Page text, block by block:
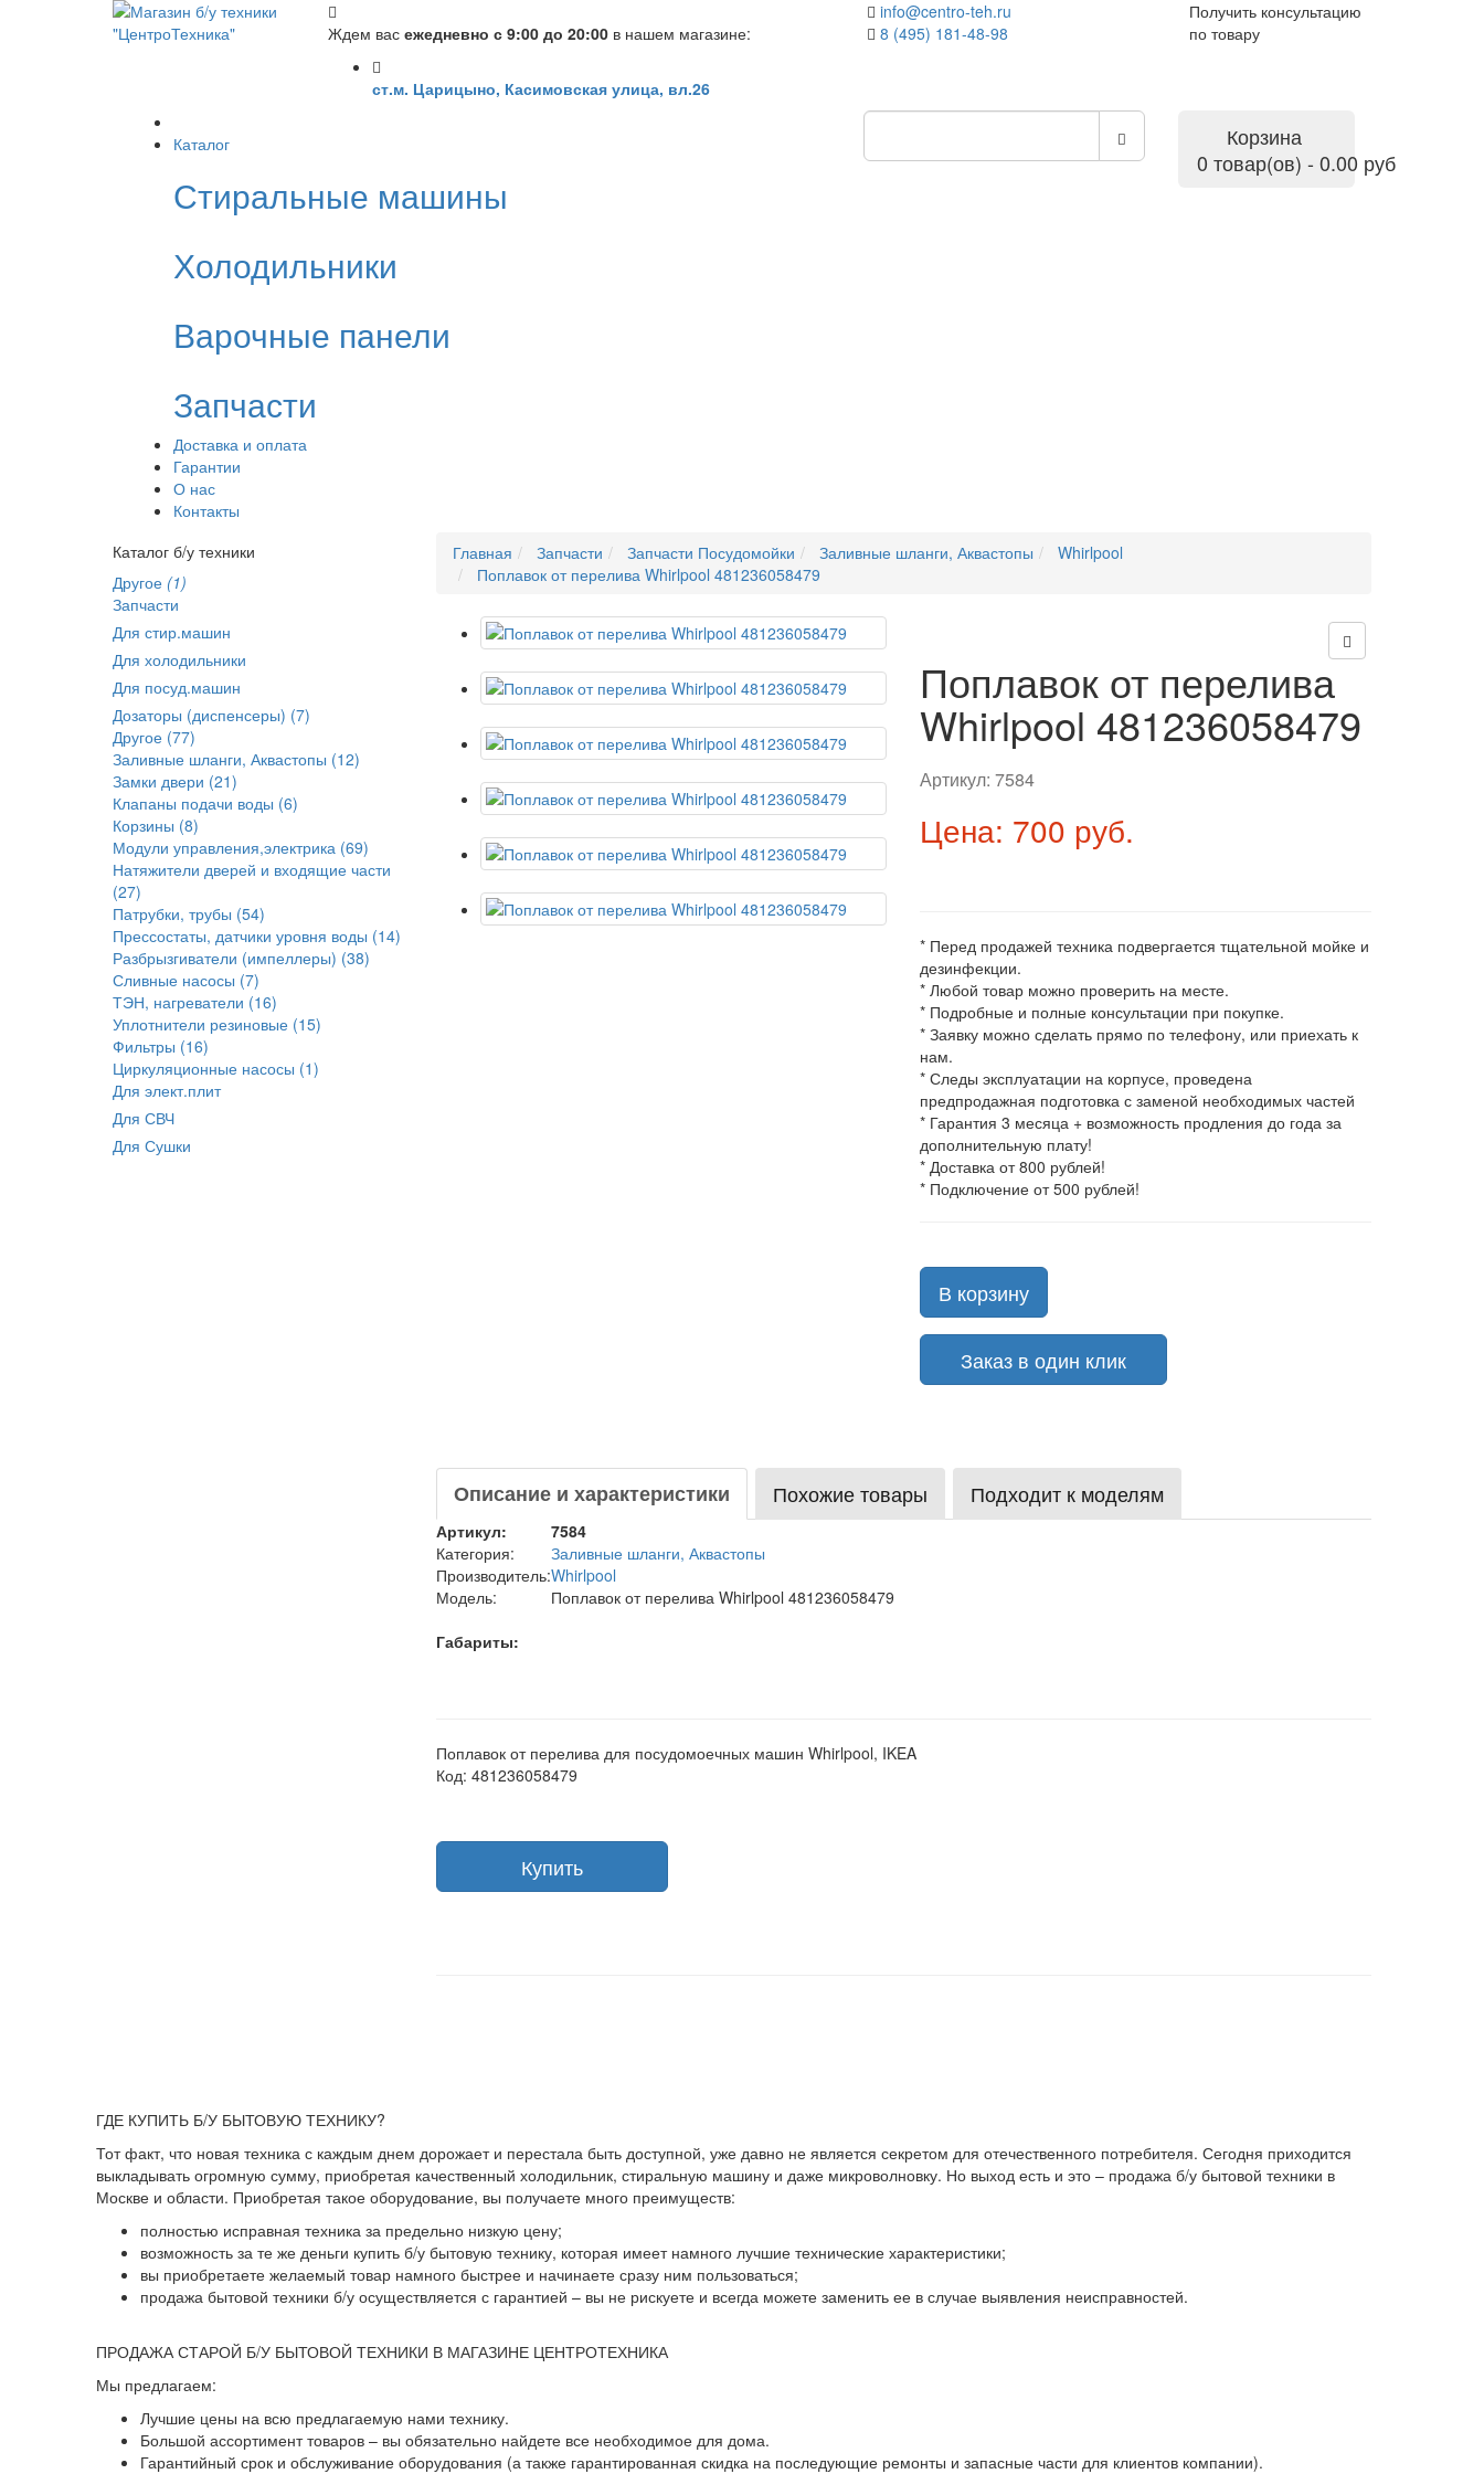
Ждем вас ежедневно с 9:00 до 20:00 в нашем магазине:
ст.м. Царицыно, Касимовская улица, вл.26
info@centro-teh.ru
8 (495) 181-48-98
Получить консультацию
по товару
Каталог
Стиральные машины
Холодильники
Варочные панели
Запчасти
Доставка и оплата
Гарантии
О нас
Контакты
Корзина
0 товар(ов) - 0.00 руб
Каталог б/у техники
Другое (1)
Запчасти
Для стир.машин
Для холодильники
Для посуд.машин
Дозаторы (диспенсеры) (7)
Другое (77)
Заливные шланги, Аквастопы (12)
Замки двери (21)
Клапаны подачи воды (6)
Корзины (8)
Модули управления,электрика (69)
Натяжители дверей и входящие части
(27)
Патрубки, трубы (54)
Прессостаты, датчики уровня воды (14)
Разбрызгиватели (импеллеры) (38)
Сливные насосы (7)
ТЭН, нагреватели (16)
Уплотнители резиновые (15)
Фильтры (16)
Циркуляционные насосы (1)
Для элект.плит
Для СВЧ
Для Сушки
Главная Запчасти Запчасти Посудомойки Заливные шланги, Аквастопы
Whirlpool
Поплавок от перелива Whirlpool 481236058479
Поплавок от перелива
Whirlpool 481236058479
Артикул:7584
Цена: 700 руб.
* Перед продажей техника подвергается тщательной мойке и
дезинфекции.
* Любой товар можно проверить на месте.
* Подробные и полные консультации при покупке.
* Заявку можно сделать прямо по телефону, или приехать к
нам.
* Следы эксплуатации на корпусе, проведена
предпродажная подготовка с заменой необходимых частей
* Гарантия 3 месяца + возможность продления до года за
дополнительную плату!
* Доставка от 800 рублей!
* Подключение от 500 рублей!
В корзину
Заказ в один клик
Описание и характеристики Похожие товары Подходит к моделям
Артикул:
7584
Категория:
Заливные шланги, Аквастопы
Производитель:Whirlpool
Модель:
Поплавок от перелива Whirlpool 481236058479
Габариты:
Поплавок от перелива для посудомоечных машин Whirlpool, IKEA
Код: 481236058479
ГДЕ КУПИТЬ Б/У БЫТОВУЮ ТЕХНИКУ?
Тот факт, что новая техника с каждым днем дорожает и перестала быть доступной, уже давно не является секретом для отечественного потребителя. Сегодня приходится
выкладывать огромную сумму, приобретая качественный холодильник, стиральную машину и даже микроволновку. Но выход есть и это – продажа б/у бытовой техники в
Москве и области. Приобретая такое оборудование, вы получаете много преимуществ:
полностью исправная техника за предельно низкую цену;
возможность за те же деньги купить б/у бытовую технику, которая имеет намного лучшие технические характеристики;
вы приобретаете желаемый товар намного быстрее и начинаете сразу ним пользоваться;
продажа бытовой техники б/у осуществляется с гарантией – вы не рискуете и всегда можете заменить ее в случае выявления неисправностей.
ПРОДАЖА СТАРОЙ Б/У БЫТОВОЙ ТЕХНИКИ В МАГАЗИНЕ ЦЕНТРОТЕХНИКА
Мы предлагаем:
Лучшие цены на всю предлагаемую нами технику.
Большой ассортимент товаров – вы обязательно найдете все необходимое для дома.
Гарантийный срок и обслуживание оборудования (а также гарантированная скидка на последующие ремонты и запасные части для клиентов компании).